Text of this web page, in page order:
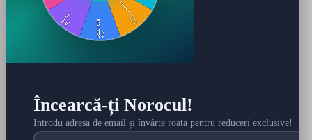
Încearcă-ți Norocul!
Introdu adresa de email și învârte roata pentru reduceri exclusive!